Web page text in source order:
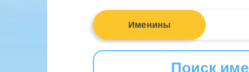
Именины
Поиск